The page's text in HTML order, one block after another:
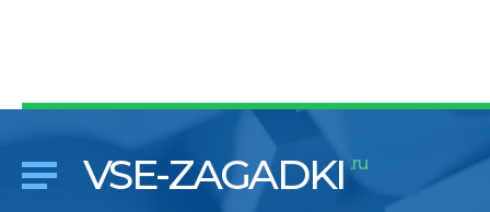
VSE-ZAGADKI .ru